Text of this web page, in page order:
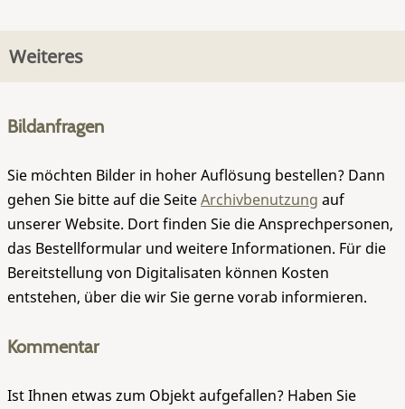
Weiteres
Bildanfragen
Sie möchten Bilder in hoher Auflösung bestellen? Dann
gehen Sie bitte auf die SeiteArchivbenutzung auf
unserer Website. Dort finden Sie die Ansprechpersonen,
das Bestellformular und weitere Informationen. Für die
Bereitstellung von Digitalisaten können Kosten
entstehen, über die wir Sie gerne vorab informieren.
Kommentar
Ist Ihnen etwas zum Objekt aufgefallen? Haben Sie